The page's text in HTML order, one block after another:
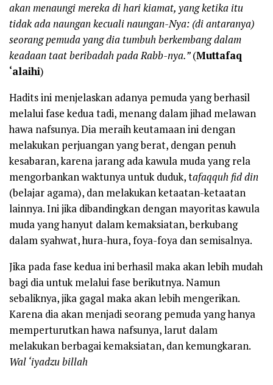
akan menaungi mereka di hari kiamat, yang ketika itu
tidak ada naungan kecuali naungan-Nya: (di antaranya)
seorang pemuda yang dia tumbuh berkembang dalam
keadaan taat beribadah pada Rabb-nya.”(Muttafaq
‘alaihi)
Hadits ini menjelaskan adanya pemuda yang berhasil
melalui fase kedua tadi, menang dalam jihad melawan
hawa nafsunya. Dia meraih keutamaan ini dengan
melakukan perjuangan yang berat, dengan penuh
kesabaran, karena jarang ada kawula muda yang rela
mengorbankan waktunya untuk duduk, tafaqquh fid din
(belajar agama), dan melakukan ketaatan-ketaatan
lainnya. Ini jika dibandingkan dengan mayoritas kawula
muda yang hanyut dalam kemaksiatan, berkubang
dalam syahwat, hura-hura, foya-foya dan semisalnya.
Jika pada fase kedua ini berhasil maka akan lebih mudah
bagi dia untuk melalui fase berikutnya. Namun
sebaliknya, jika gagal maka akan lebih mengerikan.
Karena dia akan menjadi seorang pemuda yang hanya
memperturutkan hawa nafsunya, larut dalam
melakukan berbagai kemaksiatan, dan kemungkaran.
Wal ‘iyadzu billah